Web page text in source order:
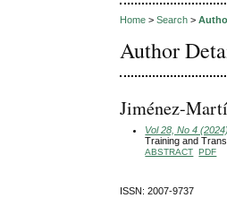
Home >Search >
Author
Jiménez-
Vol 28, No 4
Training and
ABSTRACT PDF
ISSN: 2007-9737